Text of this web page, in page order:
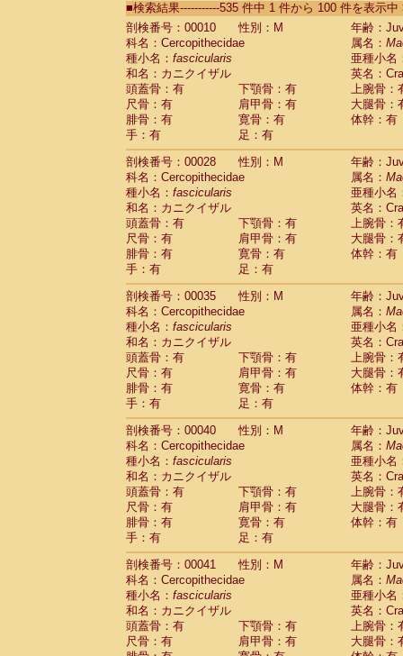
CebidaeSaguinus labiatus(0)
Cebidae Saguinus leucopus (4)
CebidaeSaguinus midas
CebidaeSaguinus mystax
CebidaeSaguinus nigricollis (13)
Cebidae Saguinus oedipus
Cebidae Saguinus weddelli
Cebidae Saguinusspp.
Cebidae Aotus trivirgatus
Cebidae Cebus albifrons
CebidaeCebus apella
CebidaeCebus capucinus
CebidaeCebus nigrivittatus
Cebidae Cebusspp.(0)
Cebidae Saimiri boliviensis
Cebidae Saimiri sciureus
Atelidae Alouatta caraya
AtelidaeAlouatta fusca
AtelidaeAlouatta seniculus
AtelidaeAlouatta
AtelidaeAteles belzebuth
Atelidae Ateles geoffroyi
Atelidae Ateles paniscus
Atelidae Atelesspp.
Atelidae Lagothrix lagothricha
AtelidaeLagothrix lagothricha cana(0)
Pitheciidae
Cacajao calvus
PitheciidaeCallicebus cupreus(0)
Pitheciidae Callicebus donacophilus(0)
Pitheciidae Callicebus moloch(0)
Pitheciidae Callicebus torquatus(0)
Pitheciidae Callicebus
Pitheciidae Chiropotes satanas
Pitheciidae Pithecia monachus
Pitheciidae Pithecia pithecia (0)
Cercopithecidae Cercocebus agilis (0)
Cercopithecidae
Cercocebus
Cercopithecidae
Cercocebus
CercopithecidaeCercocebus
CercopithecidaeCercocebus
■検索結果-----------535 件中 1 件から 100 件を表示
剖検番号：00010
性別：M
年齢：
科名：Cercopithecidae
属名：
種小名： fascicularis
亜種小名
和名：カニクイザル
英名：
頭蓋骨：有
下顎骨：有
上腕骨：
尺骨：有
肩甲骨：有
大腿骨：
腓骨：有
寛骨：有
体幹：有
手：有
足：有
剖検番号：00028
性別：M
年齢：
科名：Cercopithecidae
属名：
種小名： fascicularis
亜種小名
和名：カニクイザル
英名：
頭蓋骨：有
下顎骨：有
上腕骨：
尺骨：有
肩甲骨：有
大腿骨：
腓骨：有
寛骨：有
体幹：有
手：有
足：有
剖検番号：00035
性別：M
年齢：
科名：Cercopithecidae
属名：
種小名： fascicularis
亜種小名
和名：カニクイザル
英名：
頭蓋骨：有
下顎骨：有
上腕骨：
尺骨：有
肩甲骨：有
大腿骨：
腓骨：有
寛骨：有
体幹：有
手：有
足：有
剖検番号：00040
性別：M
年齢：
科名：Cercopithecidae
属名：
種小名： fascicularis
亜種小名
和名：カニクイザル
英名：
頭蓋骨：有
下顎骨：有
上腕骨：
尺骨：有
肩甲骨：有
大腿骨：
腓骨：有
寛骨：有
体幹：有
手：有
足：有
剖検番号：00041
性別：M
年齢：
科名：Cercopithecidae
属名：
種小名： fascicularis
亜種小名
和名：カニクイザル
英名：
頭蓋骨：有
下顎骨：有
上腕骨：
尺骨：有
肩甲骨：有
大腿骨：